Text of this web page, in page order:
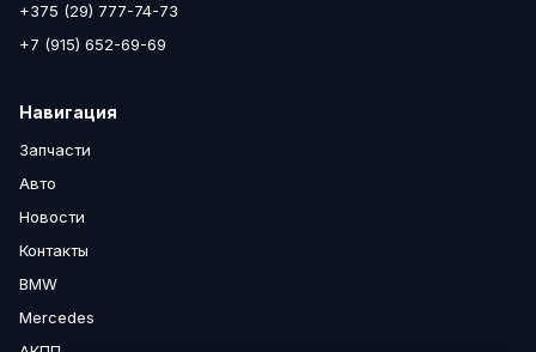
+375 (29) 777-74-73
+7 (915) 652-69-69
Навигация
Запчасти
Авто
Новости
Контакты
BMW
Mercedes